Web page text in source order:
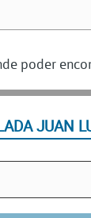
poder
JUAN